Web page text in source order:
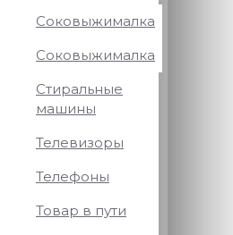
Соковыжималка
Соковыжималка
Стиральные
машины
Телевизоры
Телефоны
Товар в пути